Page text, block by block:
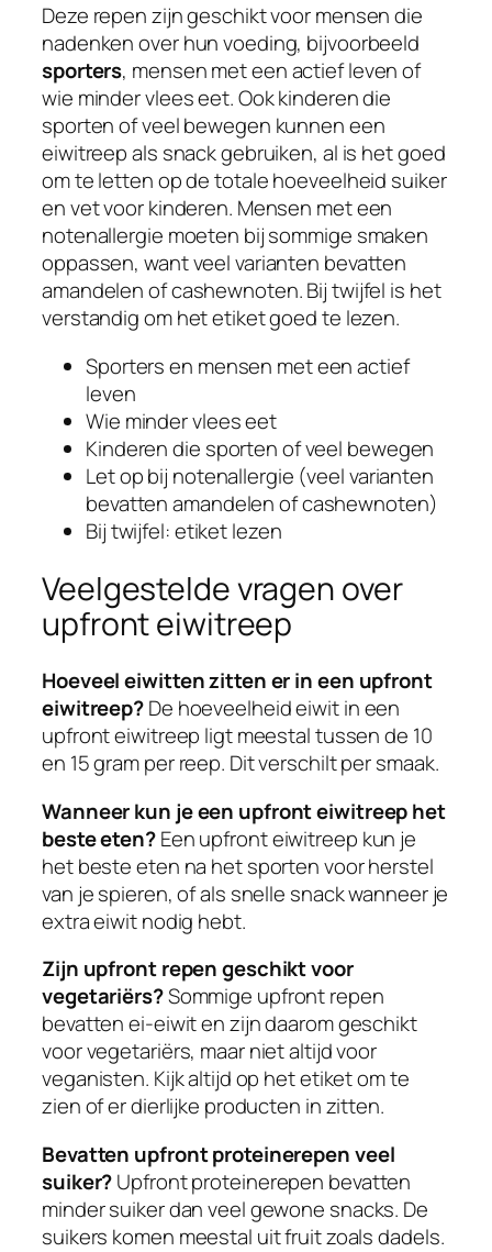
Deze repen zijn geschikt voor mensen die
nadenken over hun voeding, bijvoorbeeld
sporters, mensen met een actief leven of
wie minder vlees eet. Ook kinderen die
sporten of veel bewegen kunnen een
eiwitreep als snack gebruiken, al is het goed
om te letten op de totale hoeveelheid suiker
en vet voor kinderen. Mensen met een
notenallergie moeten bij sommige smaken
oppassen, want veel varianten bevatten
amandelen of cashewnoten. Bij twijfel is het
verstandig om het etiket goed te lezen.
Sporters en mensen met een actief
leven
Wie minder vlees eet
Kinderen die sporten of veel bewegen
Let op bij notenallergie (veel varianten
bevatten amandelen of cashewnoten)
Bij twijfel: etiket lezen
Veelgestelde vragen over
upfront eiwitreep
Hoeveel eiwitten zitten er in een upfront
eiwitreep?De hoeveelheid eiwit in een
upfront eiwitreep ligt meestal tussen de 10
en 15 gram per reep. Dit verschilt per smaak.
Wanneer kun je een upfront eiwitreep het
beste eten?Een upfront eiwitreep kun je
het beste eten na het sporten voor herstel
van je spieren, of als snelle snack wanneer je
extra eiwit nodig hebt.
Zijn upfront repen geschikt voor
vegetariërs?Sommige upfront repen
bevatten ei-eiwit en zijn daarom geschikt
voor vegetariërs, maar niet altijd voor
veganisten. Kijk altijd op het etiket om te
zien of er dierlijke producten in zitten.
Bevatten upfront proteinerepen veel
suiker?Upfront proteinerepen bevatten
minder suiker dan veel gewone snacks. De
suikers komen meestal uit fruit zoals dadels.